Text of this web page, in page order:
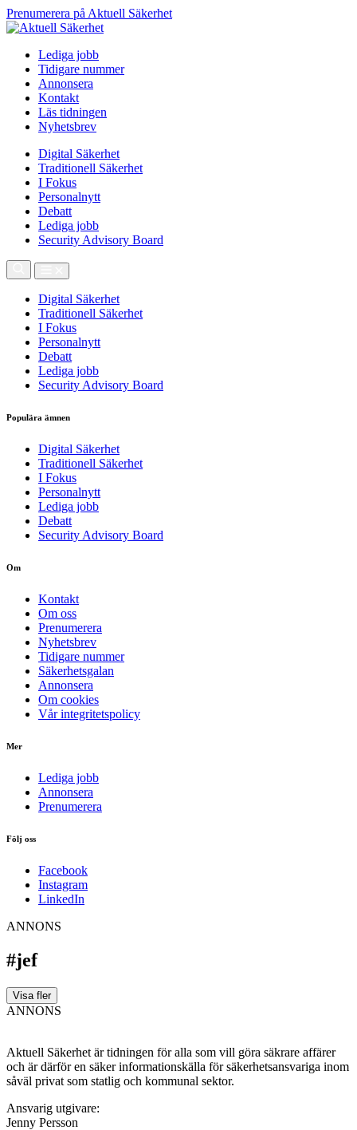
Prenumerera på Aktuell Säkerhet
Lediga jobb
Tidigare nummer
Annonsera
Kontakt
Läs tidningen
Nyhetsbrev
Digital Säkerhet
Traditionell Säkerhet
I Fokus
Personalnytt
Debatt
Lediga jobb
Security Advisory Board
Digital Säkerhet
Traditionell Säkerhet
I Fokus
Personalnytt
Debatt
Lediga jobb
Security Advisory Board
Populära ämnen
Digital Säkerhet
Traditionell Säkerhet
I Fokus
Personalnytt
Lediga jobb
Debatt
Security Advisory Board
Om
Kontakt
Om oss
Prenumerera
Nyhetsbrev
Tidigare nummer
Säkerhetsgalan
Annonsera
Om cookies
Vår integritetspolicy
Mer
Lediga jobb
Annonsera
Prenumerera
Följ oss
Facebook
Instagram
LinkedIn
ANNONS
#jef
Visa fler
ANNONS
Aktuell Säkerhet är tidningen för alla som vill göra säkrare affärer
och är därför en säker informationskälla för säkerhets­ansvariga inom
såväl privat som statlig och kommunal sektor.
Ansvarig utgivare:
Jenny Persson